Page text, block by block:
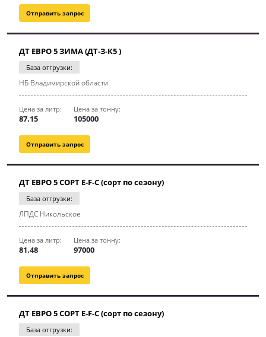
Отправить запрос
Отправить запрос
ДТ ЕВРО 5 ЗИМА (ДТ-З-К5 )
База отгрузки:
НБ Владимирской области
Цена за литр:
87.15
Цена за тонну:
105000
Отправить запрос
ДТ ЕВРО 5 СОРТ E-F-C (сорт по сезону)
База отгрузки:
ЛПДС Никольское
Цена за литр:
81.48
Цена за тонну:
97000
ДТ ЕВРО 5 СОРТ E-F-C (сорт по сезону)
База отгрузки: